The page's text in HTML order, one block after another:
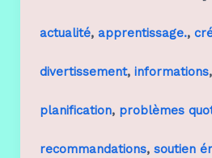
actualité, apprentissage.,
divertissement, informations,
planification, problèmes
recommandations, soutien